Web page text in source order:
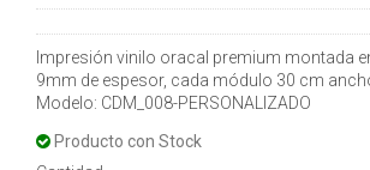
Impresión vinilo oracal premium montada
9mm de espesor, cada módulo 30 cm
Modelo: CDM_008-PERSONALIZADO
Producto con Stock